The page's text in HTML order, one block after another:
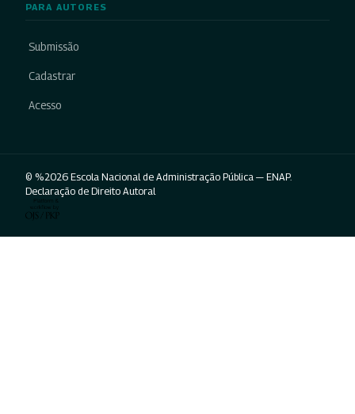
PARA AUTORES
Submissão
Cadastrar
Acesso
© %2026 Escola Nacional de Administração Pública — ENAP.
Declaração de Direito Autoral